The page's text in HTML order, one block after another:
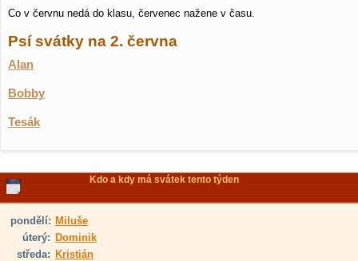
Co v červnu nedá do klasu, červenec nažene v času.
Psí svátky na 2. června
Alan
Bobby
Tesák
Kdo a kdy má svátek tento týden
pondělí: Miluše
úterý: Dominik
středa: Kristián